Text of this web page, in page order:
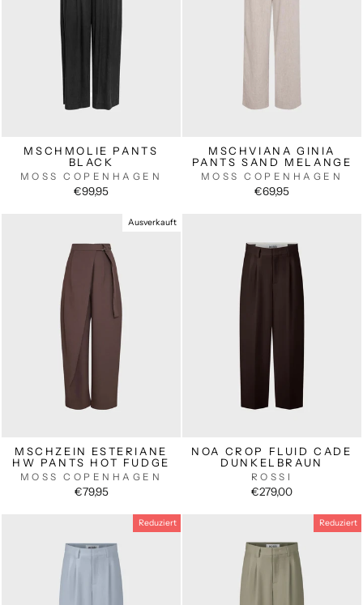
MSCHMOLIE PANTS
BLACK
MOSS COPENHAGEN
€99,95
MSCHVIANA GINIA
PANTS SAND MELANGE
MOSS COPENHAGEN
€69,95
Ausverkauft
MSCHZEIN ESTERIANE
HW PANTS HOT FUDGE
MOSS COPENHAGEN
€79,95
NOA CROP FLUID CADE
DUNKELBRAUN
ROSSI
€279,00
Reduziert Reduziert